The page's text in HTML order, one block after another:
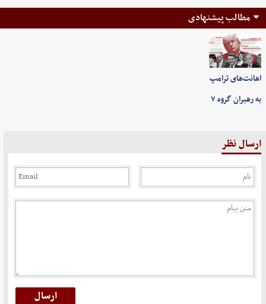
مطالب پیشنهادی
اهانت‌های ترامپ
به رهبران گروه ۷
ارسال نظر